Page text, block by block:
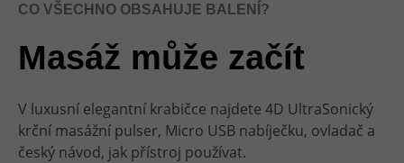
CO VŠECHNO OBSAHUJE BALENÍ?
Masáž může začít
V luxusní elegantní krabičce najdete 4D UltraSonický
krční masážní pulser, Micro USB nabíječku, ovladač a
český návod, jak přístroj používat.